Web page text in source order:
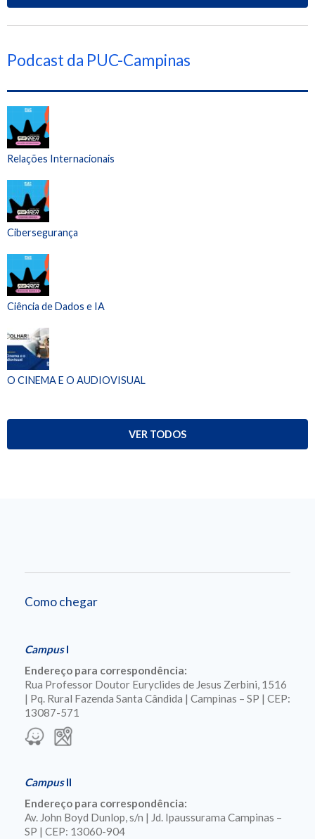
Podcast da PUC-Campinas
Relações Internacionais
Cibersegurança
Ciência de Dados e IA
O CINEMA E O AUDIOVISUAL
VER TODOS
Como chegar
CampusI
Endereço para correspondência:
Rua Professor Doutor Euryclides de Jesus Zerbini, 1516
| Pq. Rural Fazenda Santa Cândida | Campinas – SP | CEP:
13087-571
CampusII
Endereço para correspondência:
Av. John Boyd Dunlop, s/n | Jd. Ipaussurama Campinas –
SP | CEP: 13060-904